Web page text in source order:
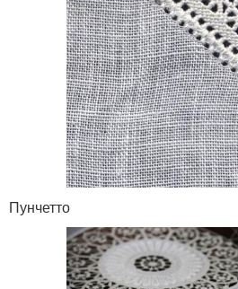
Пунчетто